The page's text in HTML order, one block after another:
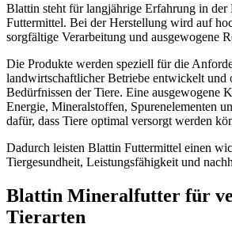
Blattin steht für langjährige Erfahrung in
Futtermittel. Bei der Herstellung wird auf
sorgfältige Verarbeitung und ausgewogene
Die Produkte werden speziell für die
landwirtschaftlicher Betriebe entwickelt und
Bedürfnissen der Tiere. Eine ausgewogene
Energie, Mineralstoffen, Spurenelementen
dafür, dass Tiere optimal versorgt werden
Dadurch leisten Blattin Futtermittel einen
Tiergesundheit, Leistungsfähigkeit und
Blattin Mineralfutter für
Tierarten